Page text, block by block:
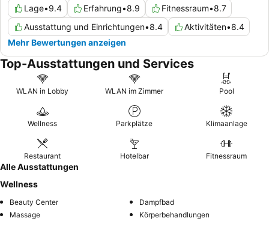
Lage•9.4 Erfahrung•8.9 Fitnessraum•8.7
Ausstattung und Einrichtungen•8.4 Aktivitäten•8.4
Mehr Bewertungen anzeigen
Top-Ausstattungen und Services
WLAN in Lobby WLAN im Zimmer Pool
Wellness Parkplätze Klimaanlage
Restaurant Hotelbar Fitnessraum
Alle Ausstattungen
Wellness
Beauty Center
Dampfbad
Massage
Körperbehandlungen